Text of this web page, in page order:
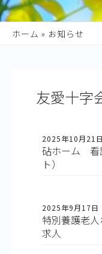
ホーム » お知らせ
友愛十字
2025年10月21日
砧ホーム 看
ト）
2025年9月17日
特別養護老
求人